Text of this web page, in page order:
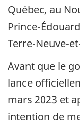
Québec, au
Prince-
Terre-Neuve-
Avant que le
lance
mars 2023 et
intention de